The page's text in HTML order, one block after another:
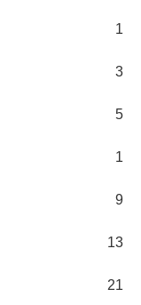
1
3
5
1
9
13
21